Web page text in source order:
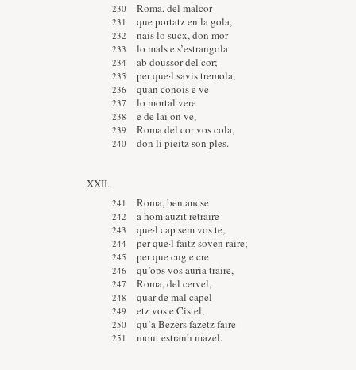
Roma, del malcor
que portatz en la gola,
nais lo sucx, don mor
lo mals e s’estrangola
ab doussor del cor;
per que·l savis tremola,
quan conois e ve
lo mortal vere
e de lai on ve,
Roma del cor vos cola,
don li pieitz son ples.
XXII.
Roma, ben ancse
a hom auzit retraire
que·l cap sem vos te,
per que·l faitz soven raire;
per que cug e cre
qu’ops vos auria traire,
Roma, del cervel,
quar de mal capel
etz vos e Cistel,
qu’a Bezers fazetz faire
mout estranh mazel.